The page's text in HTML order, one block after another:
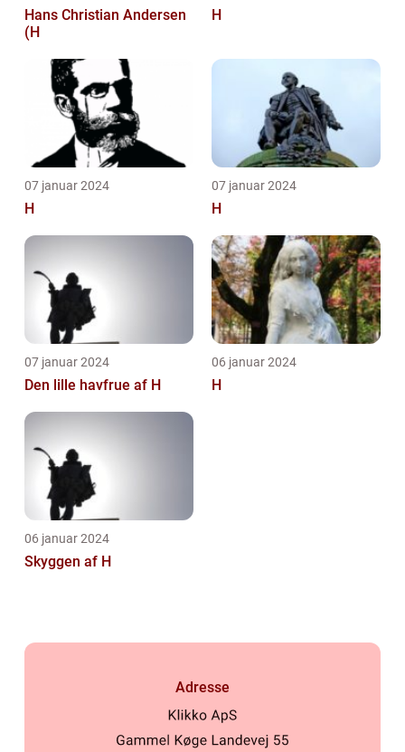
Hans Christian Andersen
(H
H
07 januar 2024
H
07 januar 2024
H
07 januar 2024
Den lille havfrue af H
06 januar 2024
H
06 januar 2024
Skyggen af H
Adresse